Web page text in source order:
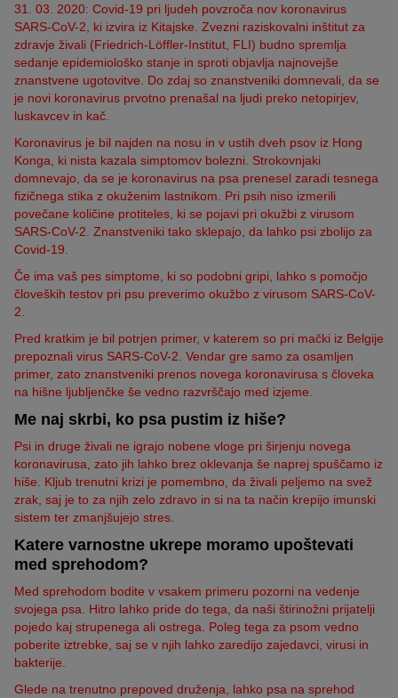
31. 03. 2020: Covid-19 pri ljudeh povzroča nov koronavirus
SARS-CoV-2, ki izvira iz Kitajske. Zvezni raziskovalni inštitut za
zdravje živali (Friedrich-Löffler-Institut, FLI) budno spremlja
sedanje epidemiološko stanje in sproti objavlja najnovejše
znanstvene ugotovitve. Do zdaj so znanstveniki domnevali, da se
je novi koronavirus prvotno prenašal na ljudi preko netopirjev,
luskavcev in kač.
Koronavirus je bil najden na nosu in v ustih dveh psov iz Hong
Konga, ki nista kazala simptomov bolezni. Strokovnjaki
domnevajo, da se je koronavirus na psa prenesel zaradi tesnega
fizičnega stika z okuženim lastnikom. Pri psih niso izmerili
povečane količine protiteles, ki se pojavi pri okužbi z virusom
SARS-CoV-2. Znanstveniki tako sklepajo, da lahko psi zbolijo za
Covid-19.
Če ima vaš pes simptome, ki so podobni gripi, lahko s pomočjo
človeških testov pri psu preverimo okužbo z virusom SARS-CoV-
2.
Pred kratkim je bil potrjen primer, v katerem so pri mački iz Belgije
prepoznali virus SARS-CoV-2. Vendar gre samo za osamljen
primer, zato znanstveniki prenos novega koronavirusa s človeka
na hišne ljubljenčke še vedno razvrščajo med izjeme.
Me naj skrbi, ko psa pustim iz hiše?
Psi in druge živali ne igrajo nobene vloge pri širjenju novega
koronavirusa, zato jih lahko brez oklevanja še naprej spuščamo iz
hiše. Kljub trenutni krizi je pomembno, da živali peljemo na svež
zrak, saj je to za njih zelo zdravo in si na ta način krepijo imunski
sistem ter zmanjšujejo stres.
Katere varnostne ukrepe moramo upoštevati
med sprehodom?
Med sprehodom bodite v vsakem primeru pozorni na vedenje
svojega psa. Hitro lahko pride do tega, da naši štirinožni prijatelji
pojedo kaj strupenega ali ostrega. Poleg tega za psom vedno
poberite iztrebke, saj se v njih lahko zaredijo zajedavci, virusi in
bakterije.
Glede na trenutno prepoved druženja, lahko psa na sprehod